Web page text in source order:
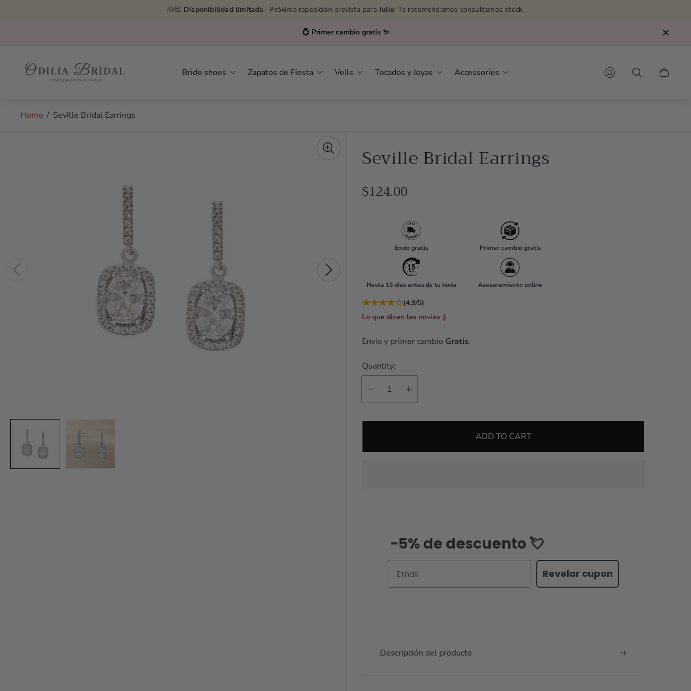
👰🏻 Disponibilidad limitada · Próxima reposición prevista para Julio· Te recomendamos consultarnos stock.
💍 Primer cambio gratis ✨
Store
logo"
Bride shoes Zapatos de Fiesta Veils Tocados y Joyas Accessories
Cart
Home / Seville Bridal Earrings
Seville Bridal Earrings
R
r
p
i
c
e
$124.00
Envío gratis Primer cambio gratis
Hasta 15 días antes de tu boda Asesoramiento online
★★★★☆(4.9/5)
Lo que dicen las novias ;)
Envío y primer cambio Gratis.
Quantity:
ADD TO CART
-5% de descuento 💘
Revelar cupon
Descripción del producto